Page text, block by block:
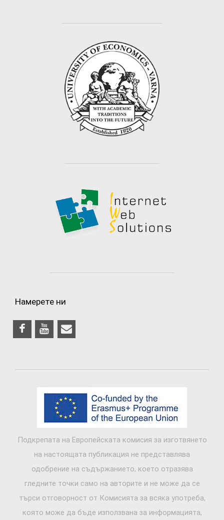
Намерете ни
Подкрепата на Европейската комисия за изготвянето
на настоящата публикация не представлява
одобрение на съдържанието, което отразява
гледните точки само на авторите и не може да се
търси отговорност от Комисията за всяка употреба,
която може да бъде използвана за информацията,